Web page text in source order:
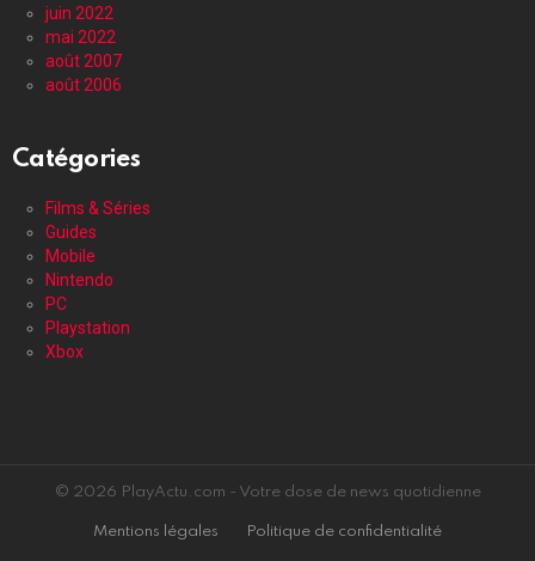
juin 2022
mai 2022
août 2007
août 2006
Catégories
Films & Séries
Guides
Mobile
Nintendo
PC
Playstation
Xbox
© 2026 PlayActu.com - Votre dose de news quotidienne
Mentions légales Politique de confidentialité